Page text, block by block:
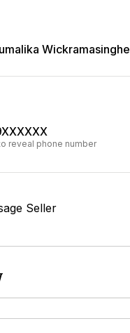
Wickramasinghe
reveal phone number
Seller